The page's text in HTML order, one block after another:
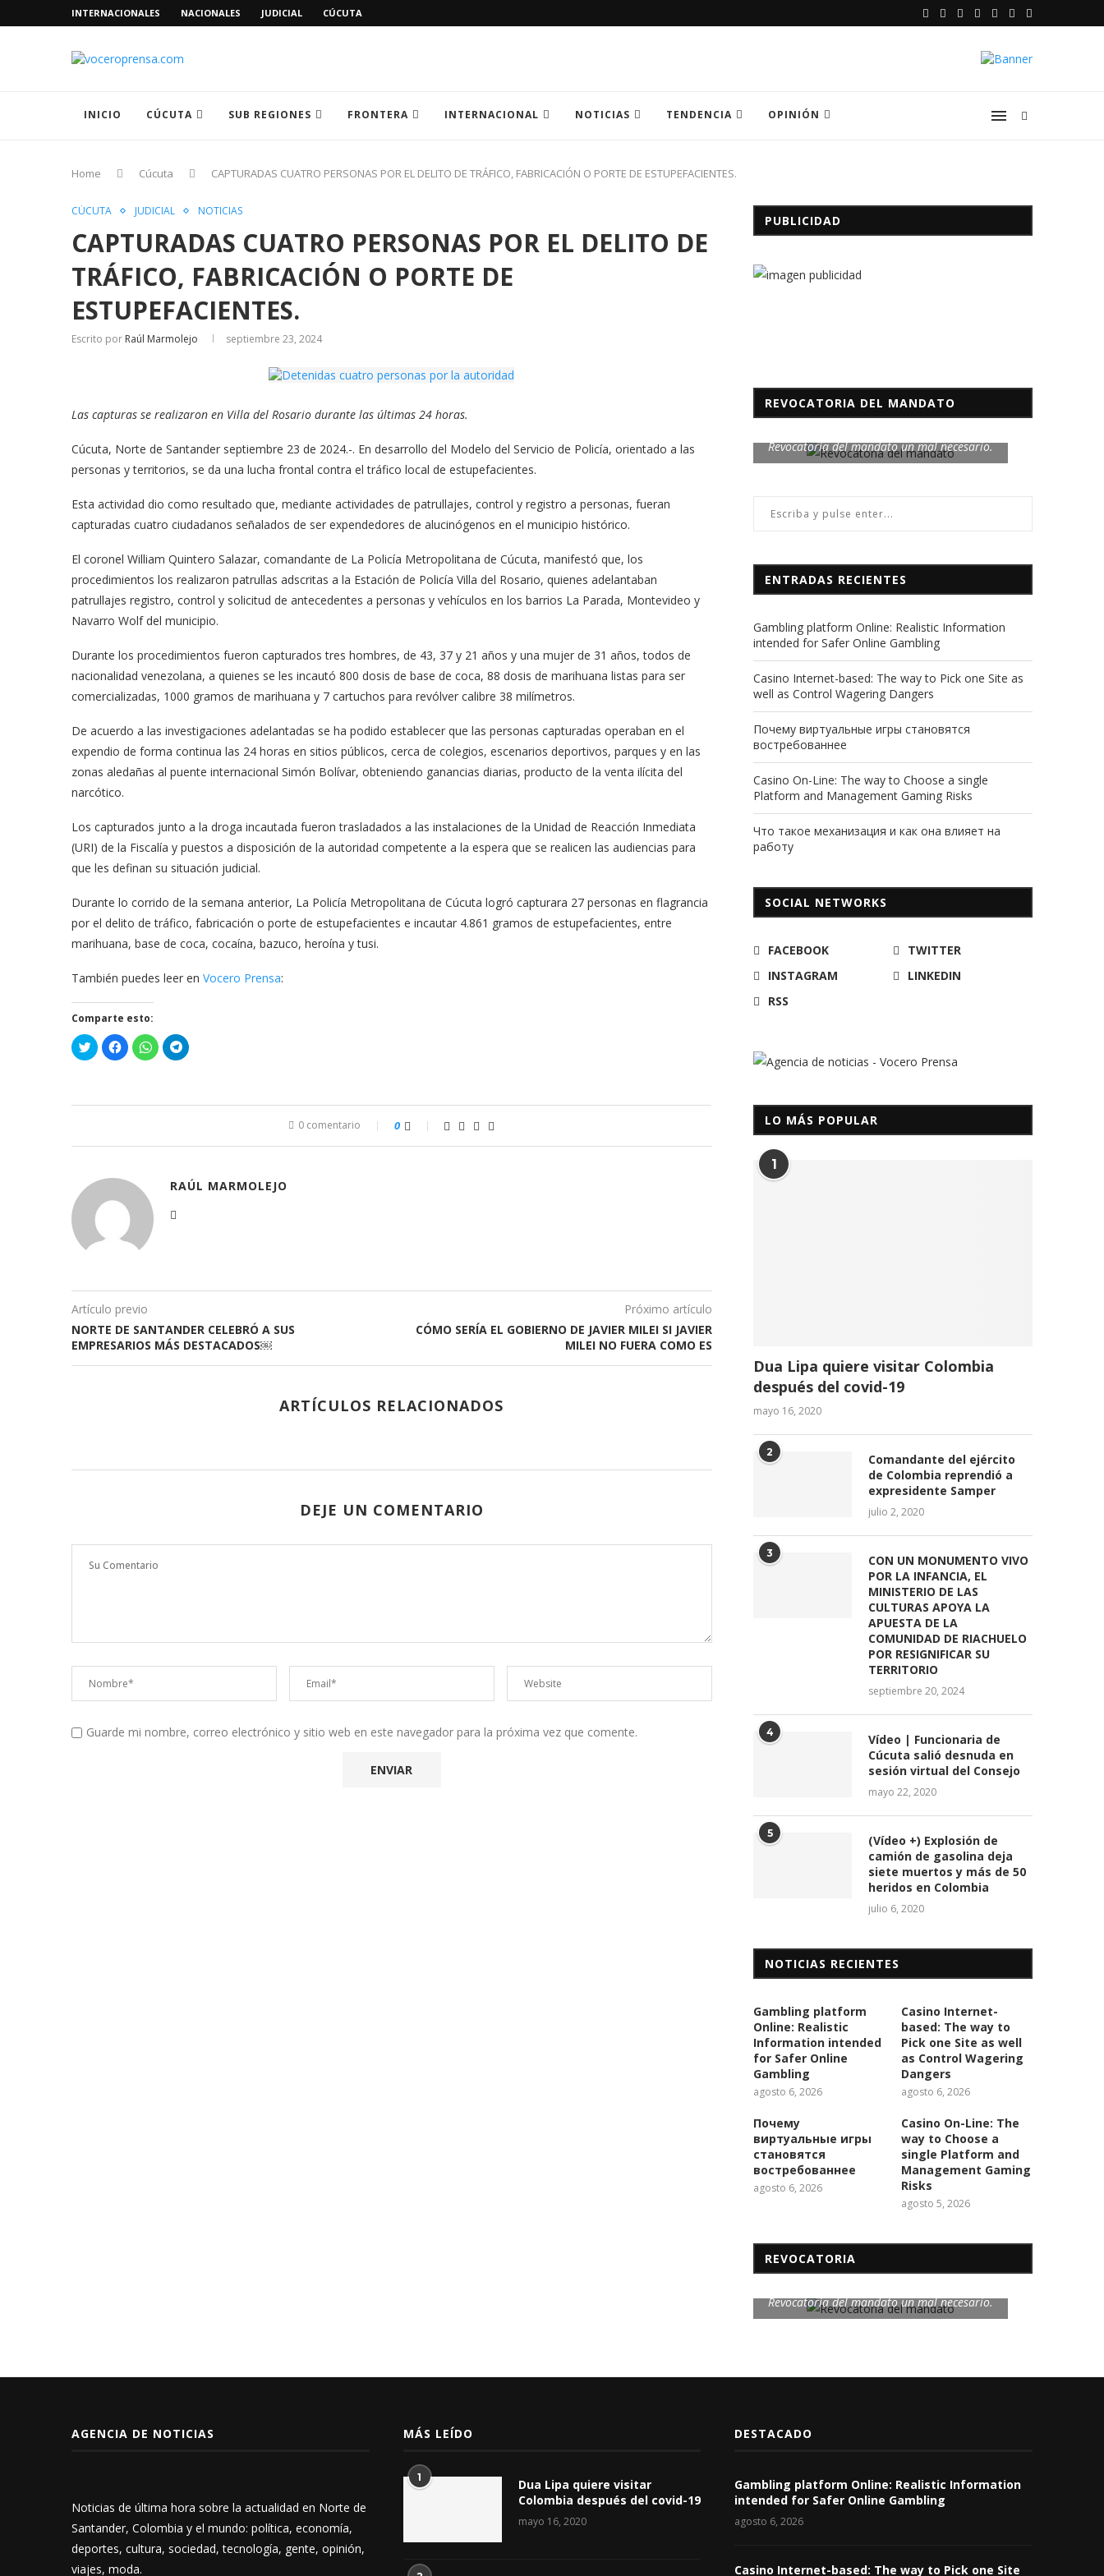
INTERNACIONALES NACIONALES JUDICIAL CÚCUTA
INICIO CÚCUTA SUB REGIONES FRONTERA INTERNACIONAL NOTICIAS TENDENCIA OPINIÓN
Home Cúcuta CAPTURADAS CUATRO PERSONAS POR EL DELITO DE TRÁFICO, FABRICACIÓN O PORTE DE ESTUPEFACIENTES.
CÚCUTA JUDICIAL NOTICIAS
CAPTURADAS CUATRO PERSONAS POR EL DELITO DE
TRÁFICO, FABRICACIÓN O PORTE DE
ESTUPEFACIENTES.
Escrito por Raúl Marmolejo septiembre 23, 2024
Las capturas se realizaron en Villa del Rosario durante las últimas 24 horas.
Cúcuta, Norte de Santander septiembre 23 de 2024.-. En desarrollo del Modelo del Servicio de Policía, orientado a las
personas y territorios, se da una lucha frontal contra el tráfico local de estupefacientes.
Esta actividad dio como resultado que, mediante actividades de patrullajes, control y registro a personas, fueran
capturadas cuatro ciudadanos señalados de ser expendedores de alucinógenos en el municipio histórico.
El coronel William Quintero Salazar, comandante de La Policía Metropolitana de Cúcuta, manifestó que, los
procedimientos los realizaron patrullas adscritas a la Estación de Policía Villa del Rosario, quienes adelantaban
patrullajes registro, control y solicitud de antecedentes a personas y vehículos en los barrios La Parada, Montevideo y
Navarro Wolf del municipio.
Durante los procedimientos fueron capturados tres hombres, de 43, 37 y 21 años y una mujer de 31 años, todos de
nacionalidad venezolana, a quienes se les incautó 800 dosis de base de coca, 88 dosis de marihuana listas para ser
comercializadas, 1000 gramos de marihuana y 7 cartuchos para revólver calibre 38 milímetros.
De acuerdo a las investigaciones adelantadas se ha podido establecer que las personas capturadas operaban en el
expendio de forma continua las 24 horas en sitios públicos, cerca de colegios, escenarios deportivos, parques y en las
zonas aledañas al puente internacional Simón Bolívar, obteniendo ganancias diarias, producto de la venta ilícita del
narcótico.
Los capturados junto a la droga incautada fueron trasladados a las instalaciones de la Unidad de Reacción Inmediata
(URI) de la Fiscalía y puestos a disposición de la autoridad competente a la espera que se realicen las audiencias para
que les definan su situación judicial.
Durante lo corrido de la semana anterior, La Policía Metropolitana de Cúcuta logró capturara 27 personas en flagrancia
por el delito de tráfico, fabricación o porte de estupefacientes e incautar 4.861 gramos de estupefacientes, entre
marihuana, base de coca, cocaína, bazuco, heroína y tusi.
También puedes leer en Vocero Prensa:
Comparte esto:
Haz
clic
para
(Se
ventana
Haz
clic
para
(Se
ventana
Haz
clic
para
(Se
ventana
Haz
clic
(Se
ventana
0 comentario 0
RAÚL MARMOLEJO
Artículo previo
NORTE DE SANTANDER CELEBRÓ A SUS
EMPRESARIOS MÁS DESTACADOS￼
Próximo artículo
CÓMO SERÍA EL GOBIERNO DE JAVIER MILEI SI JAVIER
MILEI NO FUERA COMO ES
ARTÍCULOS RELACIONADOS
DEJE UN COMENTARIO
Guarde mi nombre, correo electrónico y sitio web en este navegador para la próxima vez que comente.
PUBLICIDAD
REVOCATORIA DEL MANDATO
Revocatoria del mandato un mal necesario.
ENTRADAS RECIENTES
Gambling platform Online: Realistic Information
intended for Safer Online Gambling
Casino Internet-based: The way to Pick one Site as
well as Control Wagering Dangers
Почему виртуальные игры становятся
востребованнее
Casino On-Line: The way to Choose a single
Platform and Management Gaming Risks
Что такое механизация и как она влияет на
работу
SOCIAL NETWORKS
FACEBOOK
TWITTER
INSTAGRAM
LINKEDIN
RSS
LO MÁS POPULAR
1
Dua Lipa quiere visitar Colombia
después del covid-19
mayo 16, 2020
2
Comandante del ejército
de Colombia reprendió a
expresidente Samper
julio 2, 2020
3
CON UN MONUMENTO VIVO
POR LA INFANCIA, EL
MINISTERIO DE LAS
CULTURAS APOYA LA
APUESTA DE LA
COMUNIDAD DE RIACHUELO
POR RESIGNIFICAR SU
TERRITORIO
septiembre 20, 2024
4
Vídeo | Funcionaria de
Cúcuta salió desnuda en
sesión virtual del Consejo
mayo 22, 2020
5
(Vídeo +) Explosión de
camión de gasolina deja
siete muertos y más de 50
heridos en Colombia
julio 6, 2020
NOTICIAS RECIENTES
Gambling platform
Online: Realistic
Information intended
for Safer Online
Gambling
agosto 6, 2026
Casino Internet-
based: The way to
Pick one Site as well
as Control Wagering
Dangers
agosto 6, 2026
Почему
виртуальные игры
становятся
востребованнее
agosto 6, 2026
Casino On-Line: The
way to Choose a
single Platform and
Management Gaming
Risks
agosto 5, 2026
REVOCATORIA
Revocatoria del mandato un mal necesario.
AGENCIA DE NOTICIAS
Noticias de última hora sobre la actualidad en Norte de
Santander, Colombia y el mundo: política, economía,
deportes, cultura, sociedad, tecnología, gente, opinión,
viajes, moda.
MÁS LEÍDO
1
Dua Lipa quiere visitar
Colombia después del covid-19
mayo 16, 2020
DESTACADO
Gambling platform Online: Realistic Information
intended for Safer Online Gambling
agosto 6, 2026
Casino Internet-based: The way to Pick one Site